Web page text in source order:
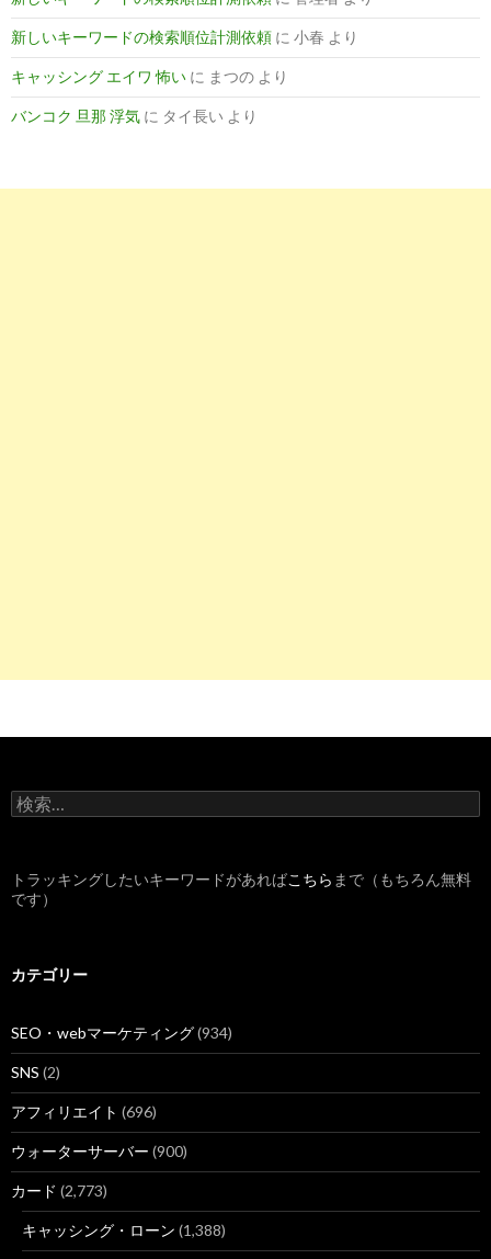
新しいキーワードの検索順位計測依頼 に 小春 より
キャッシング エイワ 怖い に まつの より
バンコク 旦那 浮気 に タイ長い より
検
索
トラッキングしたいキーワードがあればこちら まで（もちろん無料
です）
カテゴリー
SEO・webマーケティング(934)
SNS (2)
アフィリエイト (696)
ウォーターサーバー (900)
カード (2,773)
キャッシング・ローン (1,388)